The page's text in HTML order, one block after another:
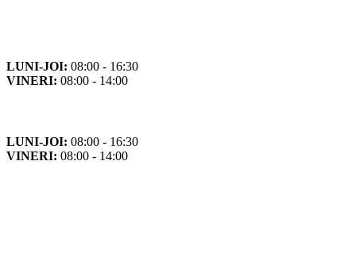
LUNI-JOI: 08:00 - 16:30
VINERI: 08:00 - 14:00
LUNI-JOI: 08:00 - 16:30
VINERI: 08:00 - 14:00